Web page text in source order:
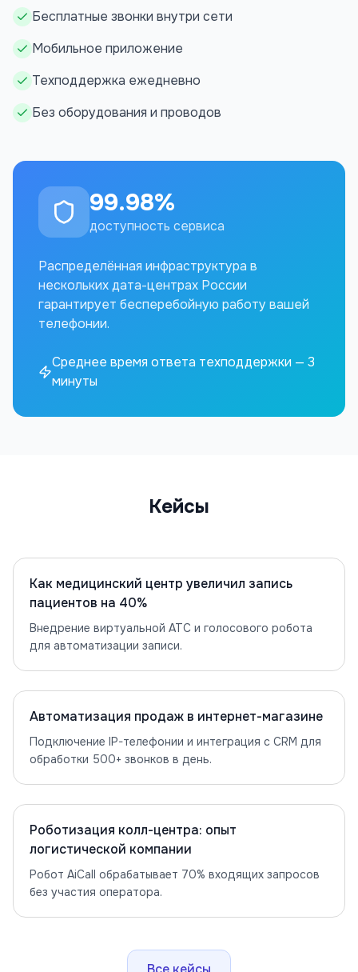
Бесплатные звонки внутри сети
Мобильное приложение
Техподдержка ежедневно
Без оборудования и проводов
99.98%
доступность сервиса
Распределённая инфраструктура в
нескольких дата-центрах России
гарантирует бесперебойную работу вашей
телефонии.
Среднее время ответа техподдержки — 3
минуты
Кейсы
Как медицинский центр увеличил запись
пациентов на 40%
Внедрение виртуальной АТС и голосового робота
для автоматизации записи.
Автоматизация продаж в интернет-магазине
Подключение IP-телефонии и интеграция с CRM для
обработки 500+ звонков в день.
Роботизация колл-центра: опыт
логистической компании
Робот AiCall обрабатывает 70% входящих запросов
без участия оператора.